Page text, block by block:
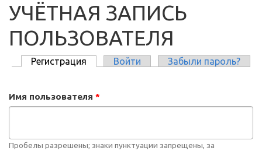
УЧЁТНАЯ ЗАПИСЬ
ПОЛЬЗОВАТЕЛЯ
Регистрация (активная вкладка)
Войти Забыли пароль?
Имя пользователя *
Пробелы разрешены; знаки пунктуации запрещены, за